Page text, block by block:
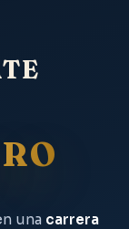
una carrera